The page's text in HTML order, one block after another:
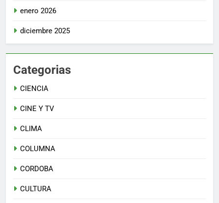
enero 2026
diciembre 2025
Categorias
CIENCIA
CINE Y TV
CLIMA
COLUMNA
CORDOBA
CULTURA